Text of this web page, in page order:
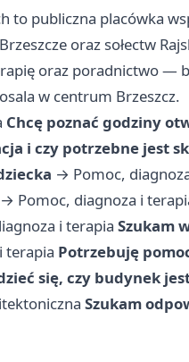
to publiczna placówka
oraz sołectw
oraz poradnictwo —
w centrum Brzeszcz.
Chcę poznać godziny
i czy potrzebne jest
→ Pomoc,
→ Pomoc, diagnoza i
i terapia Szukam
terapia Potrzebuję
się, czy budynek
Szukam